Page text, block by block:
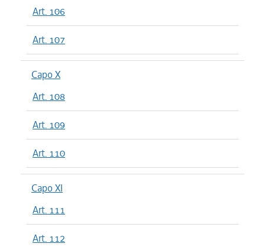
Art. 106
Art. 107
Capo X
Art. 108
Art. 109
Art. 110
Capo XI
Art. 111
Art. 112